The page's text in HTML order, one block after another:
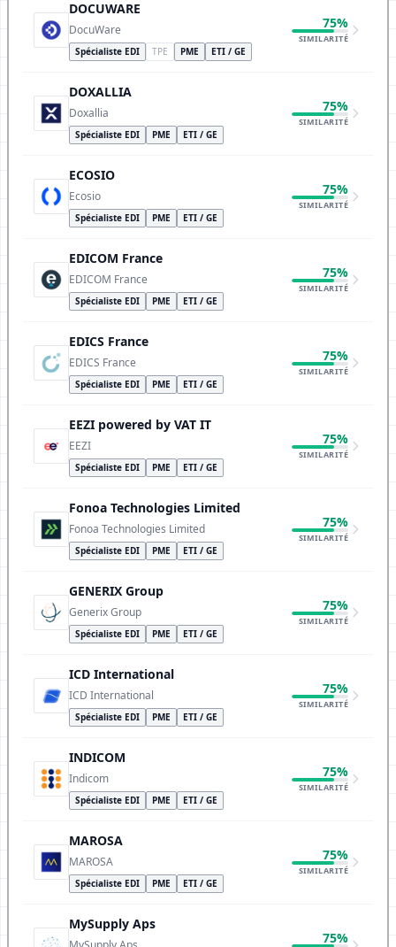
DOCUWARE
DocuWare
Spécialiste EDI TPE PME ETI / GE
75%
SIMILARITÉ
DOXALLIA
Doxallia
Spécialiste EDI PME ETI / GE
75%
SIMILARITÉ
ECOSIO
Ecosio
Spécialiste EDI PME ETI / GE
75%
SIMILARITÉ
EDICOM France
EDICOM France
Spécialiste EDI PME ETI / GE
75%
SIMILARITÉ
EDICS France
EDICS France
Spécialiste EDI PME ETI / GE
75%
SIMILARITÉ
EEZI powered by VAT IT
EEZI
Spécialiste EDI PME ETI / GE
75%
SIMILARITÉ
Fonoa Technologies Limited
Fonoa Technologies Limited
Spécialiste EDI PME ETI / GE
75%
SIMILARITÉ
GENERIX Group
Generix Group
Spécialiste EDI PME ETI / GE
75%
SIMILARITÉ
ICD International
ICD International
Spécialiste EDI PME ETI / GE
75%
SIMILARITÉ
INDICOM
Indicom
Spécialiste EDI PME ETI / GE
75%
SIMILARITÉ
MAROSA
MAROSA
Spécialiste EDI PME ETI / GE
75%
SIMILARITÉ
MySupply Aps
75%